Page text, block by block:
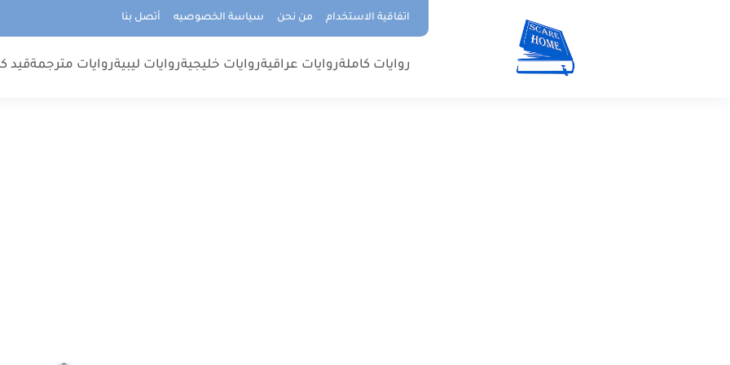
اتفاقية الاستخدام من نحن سياسة الخصوصيه أتصل بنا
روايات كاملةروايات عراقيةروايات خليجيةروايات ليبيةروايات مترجمةقيد